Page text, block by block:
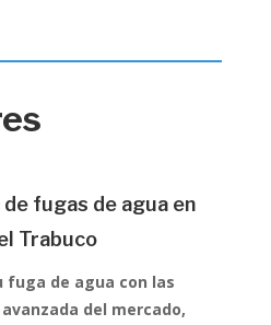
fugas de agua en
Trabuco
fuga de agua con las
del mercado,